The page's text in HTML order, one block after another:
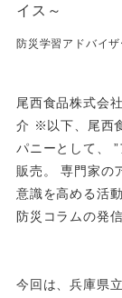
イス～
防災学習アドバイ
尾西食品株式会
介 ※以下、尾西
パニーとして、
販売。 専門家の
意識を高める活
防災コラムの発
今回は、兵庫県